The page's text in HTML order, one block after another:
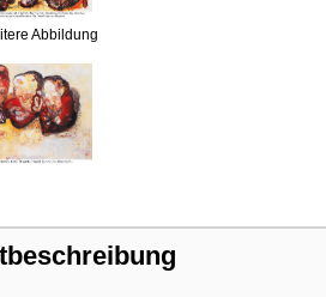
Abbildung